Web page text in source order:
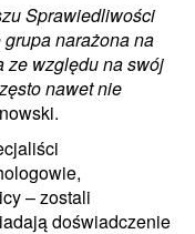
Sprawiedliwości
grupa narażona na
ze względu na swój
nawet nie
– zostali
doświadczenie